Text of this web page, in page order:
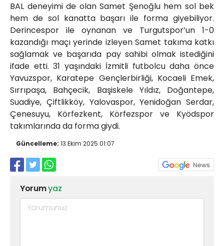
BAL deneyimi de olan Samet Şenoğlu hem sol bek
hem de sol kanatta başarı ile forma giyebiliyor.
Derincespor ile oynanan ve Turgutspor’un 1-0
kazandığı maçı yerinde izleyen Samet takıma katkı
sağlamak ve başarıda pay sahibi olmak istediğini
ifade etti. 31 yaşındaki İzmitli futbolcu daha önce
Yavuzspor, Karatepe Gençlerbirliği, Kocaeli Emek,
Sırrıpaşa, Bahçecik, Başiskele Yıldız, Doğantepe,
Suadiye, Çiftlikköy, Yalovaspor, Yenidoğan Serdar,
Çenesuyu, Körfezkent, Körfezspor ve Kyödspor
takımlarında da forma giydi.
Güncelleme: 13 Ekim 2025 01:07
Yorumyaz